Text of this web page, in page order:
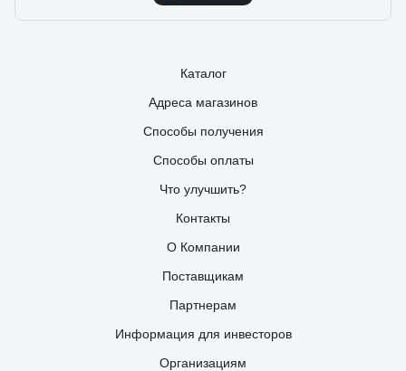
Каталог
Адреса магазинов
Способы получения
Способы оплаты
Что улучшить?
Контакты
О Компании
Поставщикам
Партнерам
Информация для инвесторов
Организациям